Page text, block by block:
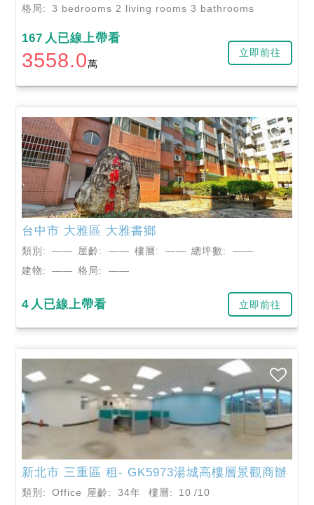
格局: 3 bedrooms 2 living rooms 3 bathrooms
167 人已線上帶看
3558.0萬
立即前往
台中市 大雅區 大雅書鄉
類別: —— 屋齡: —— 樓層: —— 總坪數:
——
建物:
—— 格局: ——
4 人已線上帶看 立即前往
新北市 三重區 租- GK5973湯城高樓層景觀商辦
類別: Office 屋齡: 34年 樓層: 10 /10